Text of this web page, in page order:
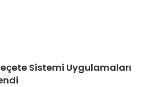
Sistemi Uygulamaları